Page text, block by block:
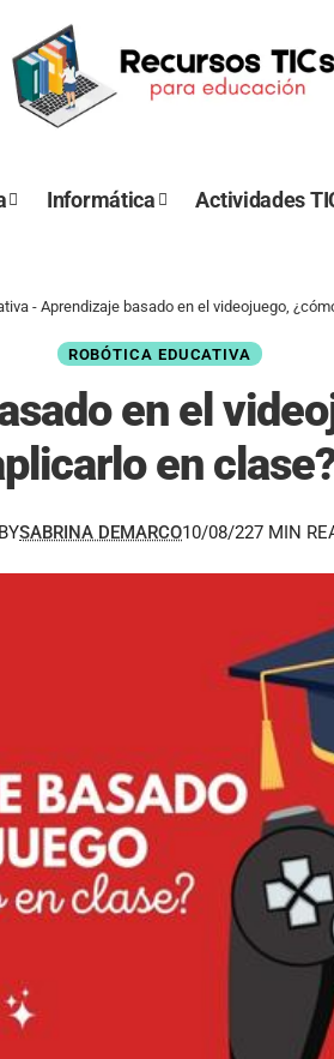
Informática Actividades
-Aprendizaje basado en el videojuego,
ROBÓTICA EDUCATIVA
en el
en
SABRINA DEMARCO10/08/227 MIN